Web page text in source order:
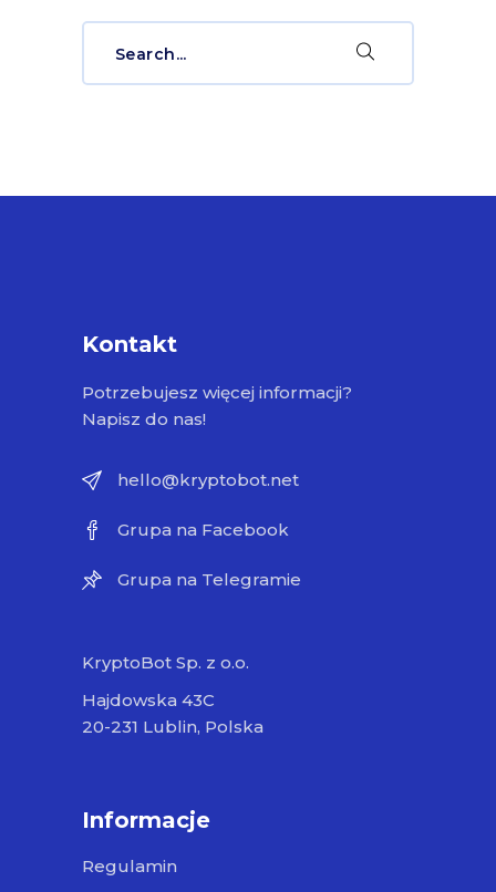
Kontakt
Potrzebujesz więcej informacji?
Napisz do nas!
hello@kryptobot.net
Grupa na Facebook
Grupa na Telegramie
KryptoBot Sp. z o.o.
Hajdowska 43C
20-231 Lublin, Polska
Informacje
Regulamin